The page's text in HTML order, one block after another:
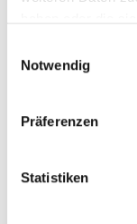
Notwendig
Präferenzen
Statistiken